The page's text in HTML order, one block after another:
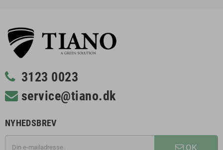
3123 0023
service@tiano.dk
NYHEDSBREV
OK